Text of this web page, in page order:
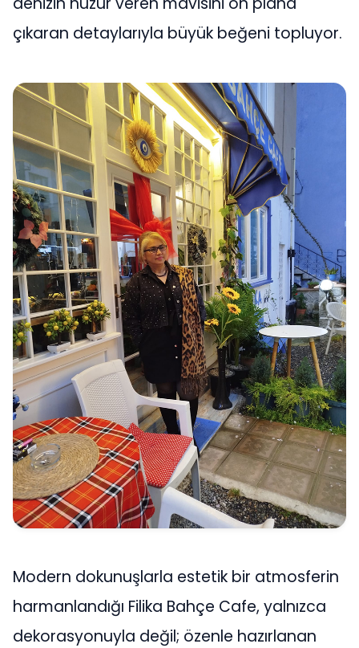
çıkaran detaylarıyla büyük beğeni topluyor.
Modern dokunuşlarla estetik bir atmosferin
harmanlandığı Filika Bahçe Cafe, yalnızca
dekorasyonuyla değil; özenle hazırlanan